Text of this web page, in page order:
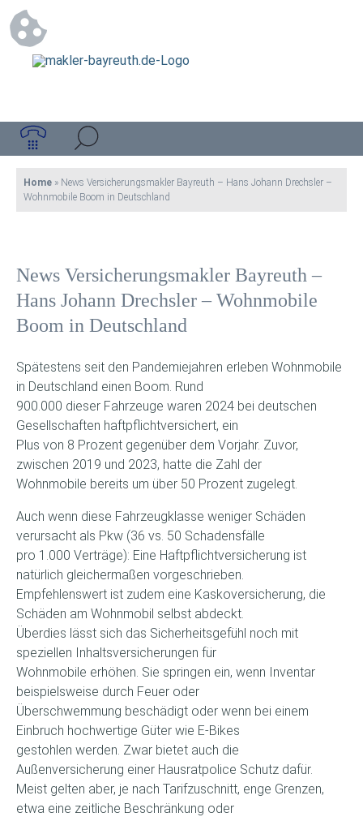
Home » News Versicherungsmakler Bayreuth – Hans Johann Drechsler –
Wohnmobile Boom in Deutschland
News Versicherungsmakler Bayreuth –
Hans Johann Drechsler – Wohnmobile
Boom in Deutschland
Spätestens seit den Pandemiejahren erleben Wohnmobile
in Deutschland einen Boom. Rund
900.000 dieser Fahrzeuge waren 2024 bei deutschen
Gesellschaften haftpflichtversichert, ein
Plus von 8 Prozent gegenüber dem Vorjahr. Zuvor,
zwischen 2019 und 2023, hatte die Zahl der
Wohnmobile bereits um über 50 Prozent zugelegt.
Auch wenn diese Fahrzeugklasse weniger Schäden
verursacht als Pkw (36 vs. 50 Schadensfälle
pro 1.000 Verträge): Eine Haftpflichtversicherung ist
natürlich gleichermaßen vorgeschrieben.
Empfehlenswert ist zudem eine Kaskoversicherung, die
Schäden am Wohnmobil selbst abdeckt.
Überdies lässt sich das Sicherheitsgefühl noch mit
speziellen Inhaltsversicherungen für
Wohnmobile erhöhen. Sie springen ein, wenn Inventar
beispielsweise durch Feuer oder
Überschwemmung beschädigt oder wenn bei einem
Einbruch hochwertige Güter wie E-Bikes
gestohlen werden. Zwar bietet auch die
Außenversicherung einer Hausratpolice Schutz dafür.
Meist gelten aber, je nach Tarifzuschnitt, enge Grenzen,
etwa eine zeitliche Beschränkung oder